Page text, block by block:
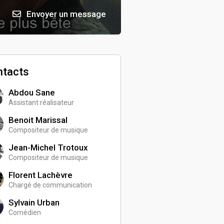
Envoyer un message
Abdou Sane
Assistant réalisateur
Benoit Marissal
Compositeur de musique
Jean-Michel Trotoux
Compositeur de musique
Florent Lachèvre
Chargé de communication
Sylvain Urban
Comédien